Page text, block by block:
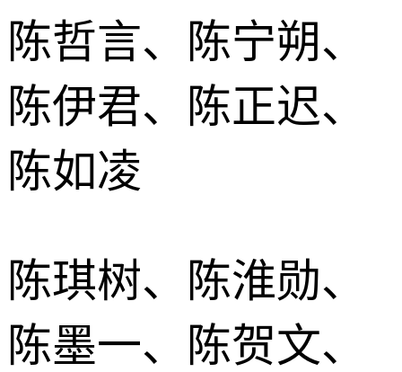
陈哲言、陈宁朔、
陈伊君、陈正迟、
陈如凌
陈琪树、陈淮勋、
陈墨一、陈贺文、